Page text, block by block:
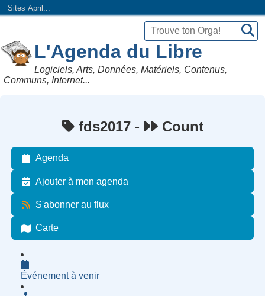
Sites April...
L'Agenda du Libre
Logiciels, Arts, Données, Matériels, Contenus,
Communs, Internet...
fds2017 - Count
Agenda
Ajouter à mon agenda
S'abonner au flux
Carte
Événement à venir